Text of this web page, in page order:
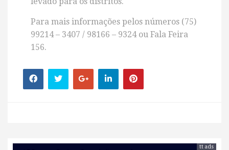
Para mais informações pelos números (75)
99214 – 3407 / 98166 – 9324 ou Fala Feira
156.
tt ads